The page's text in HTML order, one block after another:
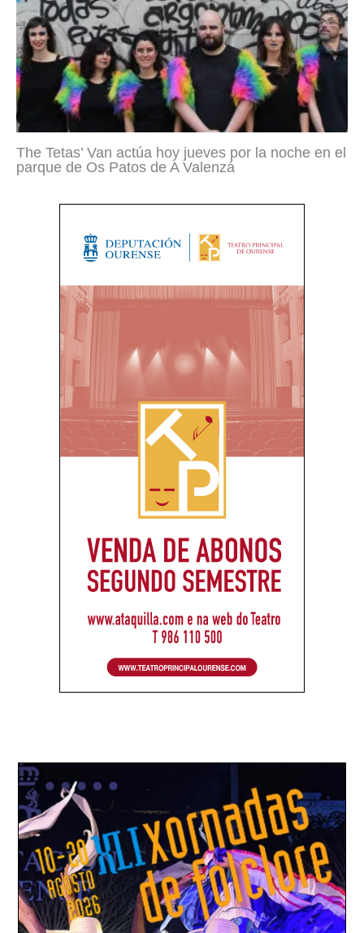
The Tetas’ Van actúa hoy jueves por la noche en el
parque de Os Patos de A Valenzá